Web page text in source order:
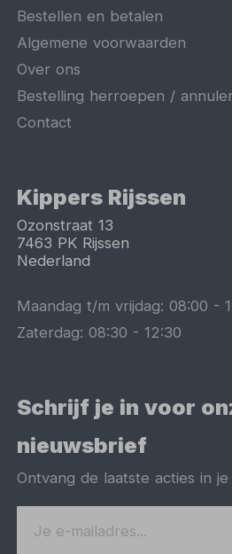
Bestellen en betalen
Algemene voorwaarden
Over ons
Bestelling herroepen /
Contact
Kippers Rijssen
Ozonstraat 13
7463 PK Rijssen
Nederland
Maandag t/m vrijdag:08:00 -
Zaterdag:08:30 -12:30
Schrijf je in voor
nieuwsbrief
Ontvang de laatste acties in je